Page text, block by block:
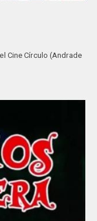
Cine Círculo (Andrade